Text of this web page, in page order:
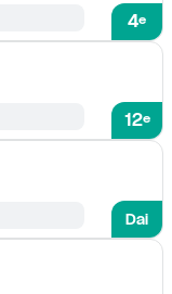
4e
12e
Dai